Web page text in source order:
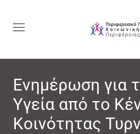
Ενημέρωση για
Υγεία από το
Κοινότητας